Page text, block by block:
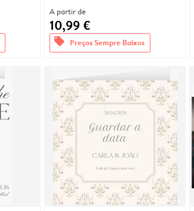
A partir de
10,99 €
offers Preços Sempre Baixos